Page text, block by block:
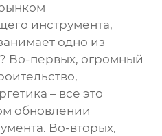
инструмента,
одно из
Во-первых, огромный
– все это
обновлении
Во-вторых,